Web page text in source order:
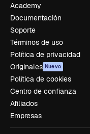
Academy
Documentación
Soporte
Términos de uso
Política de privacidad
Originales Nuevo
Política de cookies
Centro de confianza
Afiliados
Empresas